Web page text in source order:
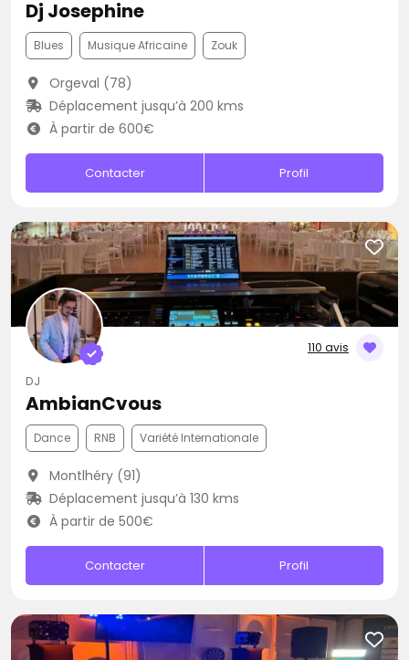
Dj Josephine
Blues Musique Africaine Zouk
Orgeval (78)
Déplacement jusqu’à 200 kms
À partir de 600€
Contacter Profil
110 avis
DJ
AmbianCvous
Dance RNB Variété Internationale
Montlhéry (91)
Déplacement jusqu’à 130 kms
À partir de 500€
Contacter Profil